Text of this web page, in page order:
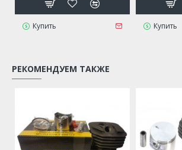
Купить Купить
РЕКОМЕНДУЕМ ТАКЖЕ